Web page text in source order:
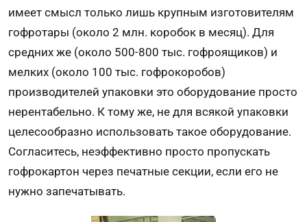
имеет смысл только лишь крупным изготовителям
гофротары (около 2 млн. коробок в месяц). Для
средних же (около 500-800 тыс. гофроящиков) и
мелких (около 100 тыс. гофрокоробов)
производителей упаковки это оборудование просто
нерентабельно. К тому же, не для всякой упаковки
целесообразно использовать такое оборудование.
Согласитесь, неэффективно просто пропускать
гофрокартон через печатные секции, если его не
нужно запечатывать.